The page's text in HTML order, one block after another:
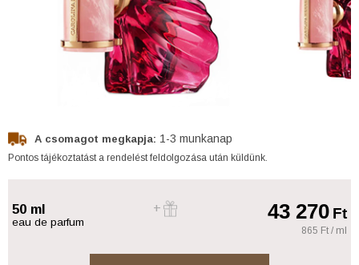
A csomagot megkapja: 1-3 munkanap
Pontos tájékoztatást a rendelést feldolgozása után küldünk.
50 ml
eau de parfum 43 270Ft
865 Ft / ml